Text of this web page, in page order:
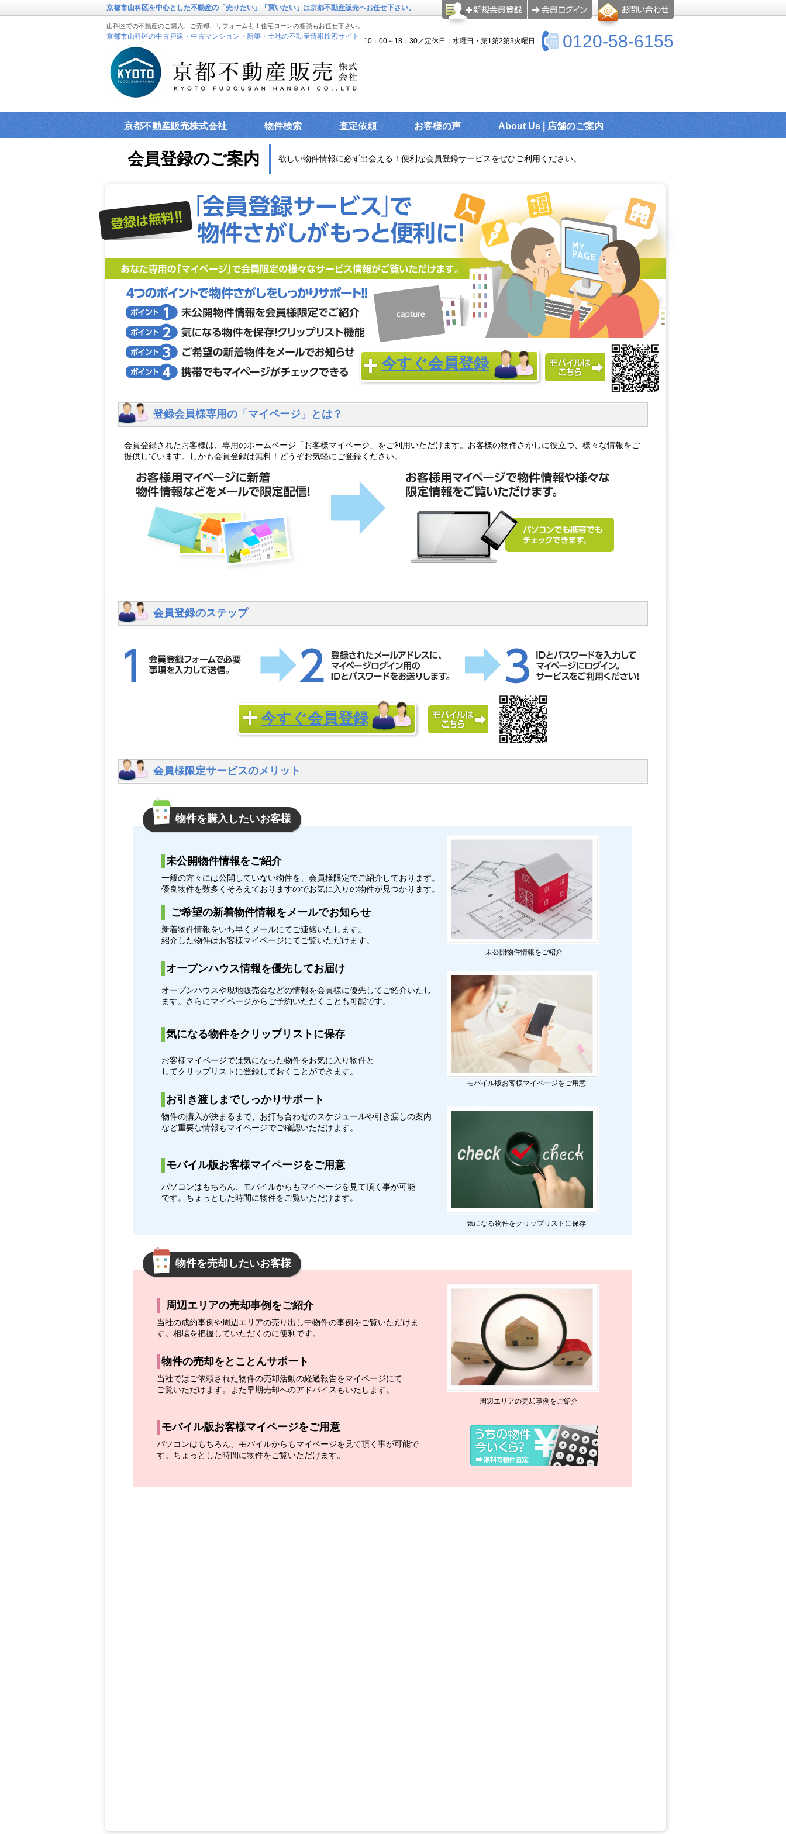
京都市山科区を中心とした不動産の「売りたい」「買いたい」は京都不動産販売へお任せ下さい。
山科区での不動産のご購入、ご売却、リフォームも！住宅ローンの相談もお任せ下さい。
京都市山科区の中古戸建・中古マンション・新築・土地の不動産情報検索サイト 0120-58-6155
10：00～18：30／定休日：水曜日・第1第2第3火曜日
京都不動産販売株式会社 物件検索 査定依頼 お客様の声 About Us | 店舗のご案内
会員登録のご案内 欲しい物件情報に必ず出会える！便利な会員登録サービスをぜひご利用ください。
今すぐ会員登録
登録会員様専用の「マイページ」とは？
会員登録されたお客様は、専用のホームページ「お客様マイページ」をご利用いただけます。お客様の物件さがしに役立つ、様々な情報をご
提供しています。しかも会員登録は無料！どうぞお気軽にご登録ください。
会員登録のステップ
今すぐ会員登録
会員様限定サービスのメリット
物件を購入したいお客様
未公開物件情報をご紹介
一般の方々には公開していない物件を、会員様限定でご紹介しております。
優良物件を数多くそろえておりますのでお気に入りの物件が見つかります。
ご希望の新着物件情報をメールでお知らせ
新着物件情報をいち早くメールにてご連絡いたします。
紹介した物件はお客様マイページにてご覧いただけます。
未公開物件情報をご紹介
オープンハウス情報を優先してお届け
オープンハウスや現地販売会などの情報を会員様に優先してご紹介いたし
ます。さらにマイページからご予約いただくことも可能です。
気になる物件をクリップリストに保存
お客様マイページでは気になった物件をお気に入り物件と
してクリップリストに登録しておくことができます。
モバイル版お客様マイページをご用意
お引き渡しまでしっかりサポート
物件の購入が決まるまで、お打ち合わせのスケジュールや引き渡しの案内
など重要な情報もマイページでご確認いただけます。
モバイル版お客様マイページをご用意
パソコンはもちろん、モバイルからもマイページを見て頂く事が可能
です。ちょっとした時間に物件をご覧いただけます。
気になる物件をクリップリストに保存
物件を売却したいお客様
周辺エリアの売却事例をご紹介
当社の成約事例や周辺エリアの売り出し中物件の事例をご覧いただけま
す。相場を把握していただくのに便利です。
物件の売却をとことんサポート
当社ではご依頼された物件の売却活動の経過報告をマイページにて
ご覧いただけます。また早期売却へのアドバイスもいたします。
周辺エリアの売却事例をご紹介
モバイル版お客様マイページをご用意
パソコンはもちろん、モバイルからもマイページを見て頂く事が可能で
す。ちょっとした時間に物件をご覧いただけます。